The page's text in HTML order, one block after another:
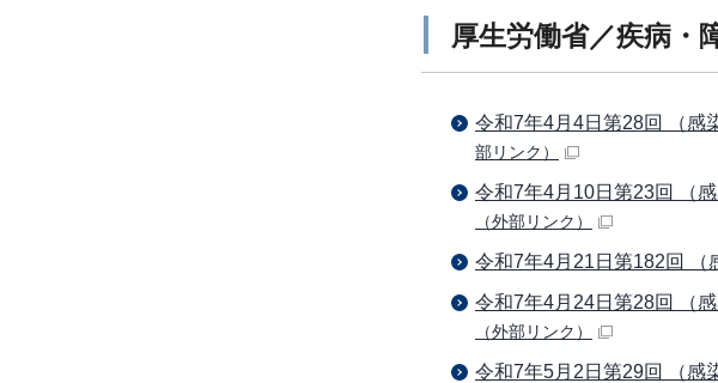
厚生労働省／疾病・
令和7年4月4日第28回 （感
部リンク）
令和7年4月10日第23回 （
（外部リンク）
令和7年4月21日第182回 （
令和7年4月24日第28回 （
（外部リンク）
令和7年5月2日第29回 （感